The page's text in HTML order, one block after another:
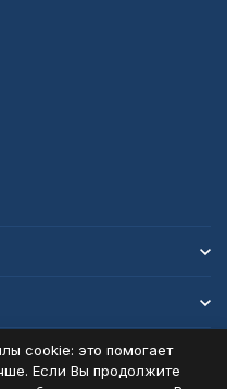
cookie: это помогает
Если Вы продолжите